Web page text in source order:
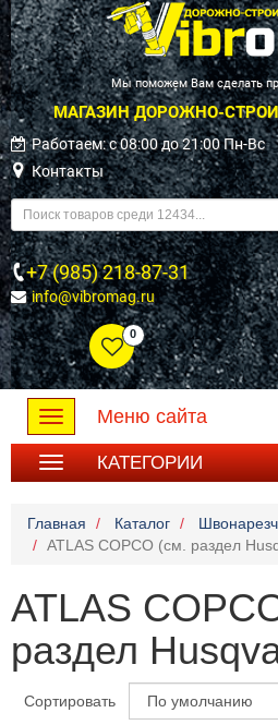
Мы поможем Вам сделать
МАГАЗИН ДОРОЖНО-
Работаем: c 08:00 до 21:00 Пн-Вс
Контакты
+7 (985) 218-87-31
info@vibromag.ru
0
Toggle
navigation
Меню сайта
КАТЕГОРИИ
Главная Каталог
ATLAS COPCO (см. раздел
ATLAS
раздел
Сортировать